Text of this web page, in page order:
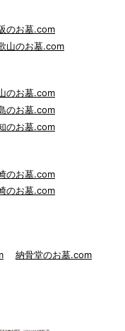
のお墓.com
山のお墓.com
のお墓.com
のお墓.com
のお墓.com
のお墓.com
のお墓.com
納骨堂のお墓.com